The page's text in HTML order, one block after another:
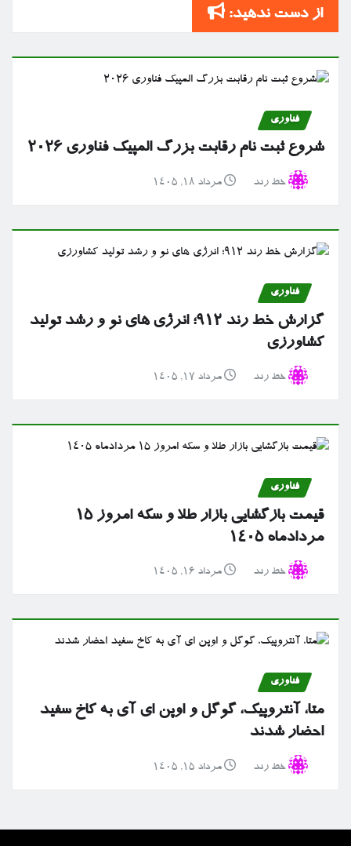
از دست ندهید:
فناوری
شروع ثبت نام رقابت بزرگ المپیک فناوری ۲۰۲۶
خط رند مرداد ۱۸, ۱۴۰۵
فناوری
گزارش خط رند ۹۱۲؛ انرژی های نو و رشد تولید
کشاورزی
خط رند مرداد ۱۷, ۱۴۰۵
فناوری
قیمت بازگشایی بازار طلا و سکه امروز ۱۵
مردادماه ۱۴۰۵
خط رند مرداد ۱۶, ۱۴۰۵
فناوری
متا، آنتروپیک، گوگل و اوپن ای آی به کاخ سفید
احضار شدند
خط رند مرداد ۱۵, ۱۴۰۵